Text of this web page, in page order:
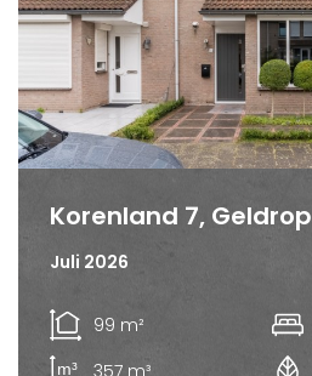
Korenland 7, Geldrop
Juli 2026
99 m²
357 m³